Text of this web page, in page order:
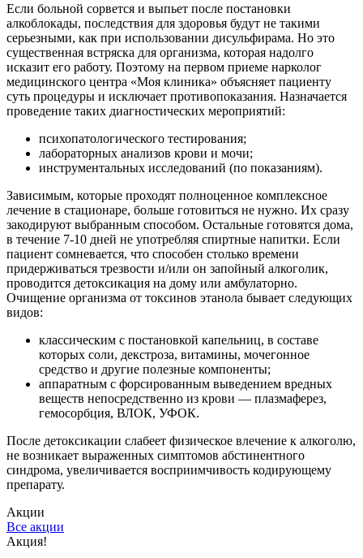
Если больной сорвется и выпьет после постановки
алкоблокады, последствия для здоровья будут не такими
серьезными, как при использовании дисульфирама. Но это
существенная встряска для организма, которая надолго
исказит его работу. Поэтому на первом приеме нарколог
медицинского центра «Моя клиника» объясняет пациенту
суть процедуры и исключает противопоказания. Назначается
проведение таких диагностических мероприятий:
психопатологического тестирования;
лабораторных анализов крови и мочи;
инструментальных исследований (по показаниям).
Зависимым, которые проходят полноценное комплексное
лечение в стационаре, больше готовиться не нужно. Их сразу
закодируют выбранным способом. Остальные готовятся дома,
в течение 7-10 дней не употребляя спиртные напитки. Если
пациент сомневается, что способен столько времени
придерживаться трезвости и/или он запойный алкоголик,
проводится детоксикация на дому или амбулаторно.
Очищение организма от токсинов этанола бывает следующих
видов:
классическим с постановкой капельниц, в составе
которых соли, декстроза, витамины, мочегонное
средство и другие полезные компоненты;
аппаратным с форсированным выведением вредных
веществ непосредственно из крови — плазмаферез,
гемосорбция, ВЛОК, УФОК.
После детоксикации слабеет физическое влечение к алкоголю,
не возникает выраженных симптомов абстинентного
синдрома, увеличивается восприимчивость кодирующему
препарату.
Акции
Все акции
Акция!